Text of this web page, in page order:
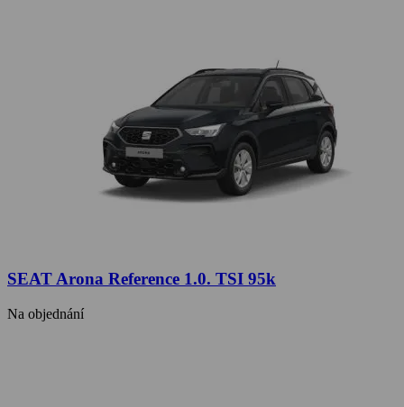
SEAT Arona Reference 1.0. TSI 95k
Na objednání